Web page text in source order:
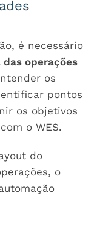
é necessário
operações
os
pontos
os objetivos
o WES.
do
o